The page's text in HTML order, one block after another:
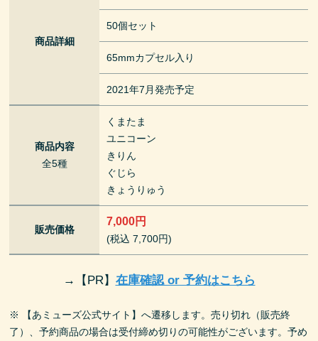
商品詳細
50個セット
65mmカプセル入り
2021年7月発売予定
商品内容
全5種
くまたま
ユニコーン
きりん
ぐじら
きょうりゅう
販売価格
7,000円
(税込 7,700円)
→ 【PR】 在庫確認 or 予約はこちら
※ 【あミューズ公式サイト】へ遷移します。売り切れ（販売終
了）、予約商品の場合は受付締め切りの可能性がございます。予め